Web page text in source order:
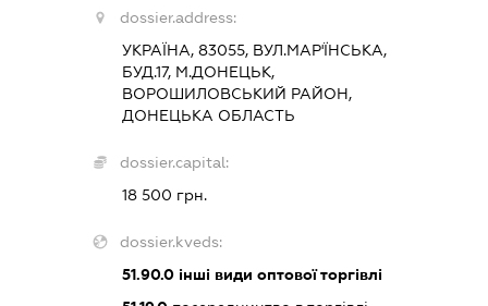
dossier.address:
УКРАЇНА, 83055, ВУЛ.МАР'ЇНСЬКА,
БУД.17, М.ДОНЕЦЬК,
ВОРОШИЛОВСЬКИЙ РАЙОН,
ДОНЕЦЬКА ОБЛАСТЬ
dossier.capital:
18 500 грн.
dossier.kveds:
51.90.0інші види оптової торгівлі